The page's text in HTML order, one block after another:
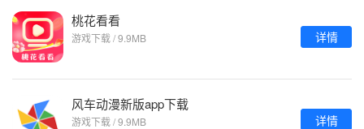
桃花看看
游戏下载 / 9.9MB 详情
风车动漫新版app下载
游戏下载 / 9.9MB 详情